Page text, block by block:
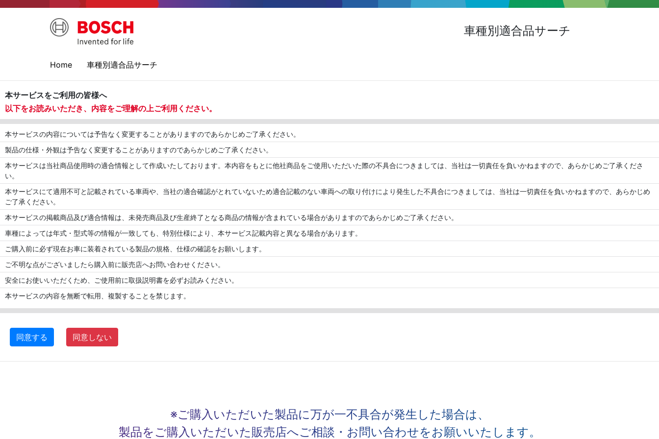
車種別適合品サーチ
Home 車種別適合品サーチ
本サービスをご利用の皆様へ
以下をお読みいただき、内容をご理解の上ご利用ください。
本サービスの内容については予告なく変更することがありますのであらかじめご了承ください。
製品の仕様・外観は予告なく変更することがありますのであらかじめご了承ください。
本サービスは当社商品使用時の適合情報として作成いたしております。本内容をもとに他社商品をご使用いただいた際の不具合につきましては、当社は一切責任を負いかねますので、あらかじめご了承くださ
い。
本サービスにて適用不可と記載されている車両や、当社の適合確認がとれていないため適合記載のない車両への取り付けにより発生した不具合につきましては、当社は一切責任を負いかねますので、あらかじめ
ご了承ください。
本サービスの掲載商品及び適合情報は、未発売商品及び生産終了となる商品の情報が含まれている場合がありますのであらかじめご了承ください。
車種によっては年式・型式等の情報が一致しても、特別仕様により、本サービス記載内容と異なる場合があります。
ご購入前に必ず現在お車に装着されている製品の規格、仕様の確認をお願いします。
ご不明な点がございましたら購入前に販売店へお問い合わせください。
安全にお使いいただくため、ご使用前に取扱説明書を必ずお読みください。
本サービスの内容を無断で転用、複製することを禁じます。
同意する 同意しない
※ご購入いただいた製品に万が一不具合が発生した場合は、
製品をご購入いただいた販売店へご相談・お問い合わせをお願いいたします。